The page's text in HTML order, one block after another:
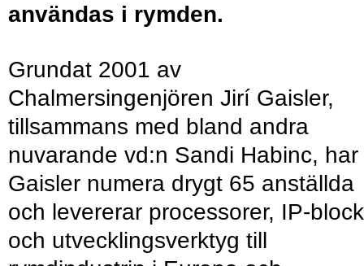
användas i rymden.
Grundat 2001 av
Chalmersingenjören Jirí Gaisler,
tillsammans med bland andra
nuvarande vd:n Sandi Habinc, har
Gaisler numera drygt 65 anställda
och levererar processorer, IP-block
och utvecklingsverktyg till